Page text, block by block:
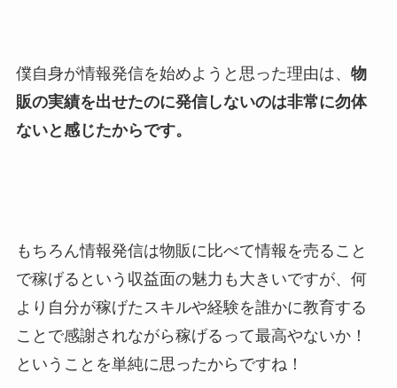
僕自身が情報発信を始めようと思った理由は、 物
販の実績を出せたのに発信しないのは非常に勿体
ないと感じたからです。
もちろん情報発信は物販に比べて情報を売ること
で稼げるという収益面の魅力も大きいですが、何
より自分が稼げたスキルや経験を誰かに教育する
ことで感謝されながら稼げるって最高やないか！
ということを単純に思ったからですね！